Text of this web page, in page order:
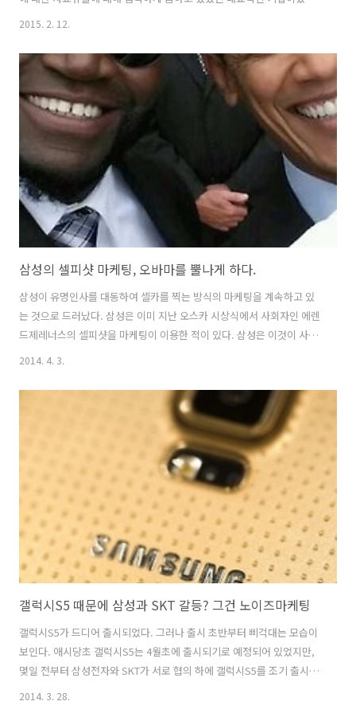
무엇인가 꽁꽁 감추어져 있으면 열어보고 싶은 것이 사람들의 심리이다.
하더라도 세계 많은 애플유저들은 애플의 신제품에 대한 뉴스거리에 관
심도도 높았고, 유출된 사진에 대해서도 관심이 높았다. 이와 더불어 삼
성의 스마트폰 제품 역시 국제적으로 많은 이슈와 점유율을 가지고 있었
기 때문에 나름 마니아층 사이에서 이러한 정보는 큰 유희이다. 하지만
상대적으로 삼성의 경우, 애플과 달리 디바이스군이 워낙 폭넓기 때문에
애플보다 특정 제품..
2015. 2. 12.
삼성의 셀피샷 마케팅, 오바마를 뿔나게 하다.
삼성이 유명인사를 대동하여 셀카를 찍는 방식의 마케팅을 계속하고 있
는 것으로 드러났다. 삼성은 이미 지난 오스카 시상식에서 사회자인 에렌
드제레너스의 셀피샷을 마케팅이 이용한 적이 있다. 삼성은 이것이 사전
성은 셀피샷 마케팅을 펼치고 말았다. 현지시간 지난 화요일 오바마 대통
령은 미 월드 시리즈 우승 팀인 레드 삭스를 백악관으로 초대하여 성대한
파티를 열었다. 당시 월드 시리즈의 MVP로 선정된 데이비드 오티즈는 자
신의 주머니에서 삼성의 갤럭시 노트3를 꺼내 오바마대통령과 셀피샷을
촬영했고, 이 사진은 급속하게 퍼졌다. 그러나 백악관 측은 오티즈가 삼
성과 계약을 맺은 줄..
2014. 4. 3.
갤럭시S5 때문에 삼성과 SKT 갈등? 그건 노이즈마케팅
갤럭시S5가 드디어 출시되었다. 그러나 출시 초반부터 삐걱대는 모습이
보인다. 애시당초 갤럭시S5는 4월초에 출시되기로 예정되어 있었지만,
몇일 전부터 삼성전자와 SKT가 서로 협의 하에 갤럭시S5를 조기 출시할
것이라는 보도가 흘러나왔다. 필자도 이와 관련된 포스팅을 작성하였지
2014. 3. 28.